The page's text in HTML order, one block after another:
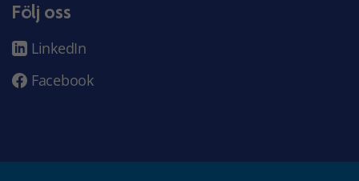
Följ oss
LinkedIn
Facebook